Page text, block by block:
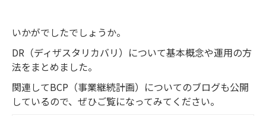
いかがでしたでしょうか。
DR（ディザスタリカバリ）について基本概念や運用の方
法をまとめました。
関連してBCP（事業継続計画）についてのブログも公開
しているので、ぜひご覧になってみてください。